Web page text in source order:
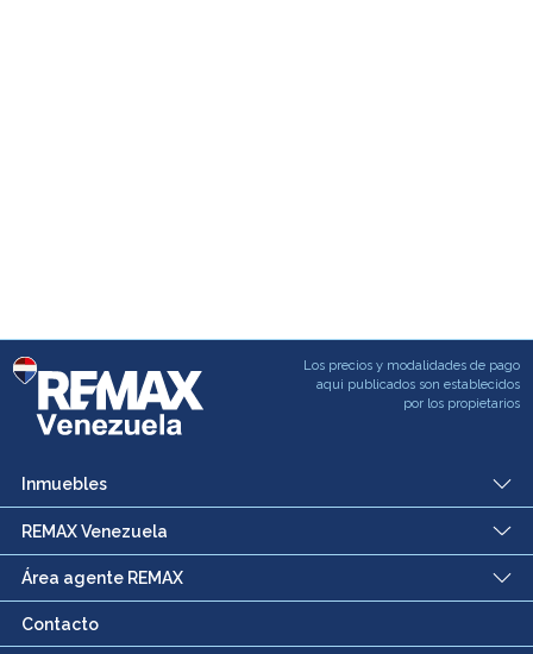
Los precios y modalidades de pago
aqui publicados son establecidos
por los propietarios
Inmuebles
REMAX Venezuela
Área agente REMAX
Contacto